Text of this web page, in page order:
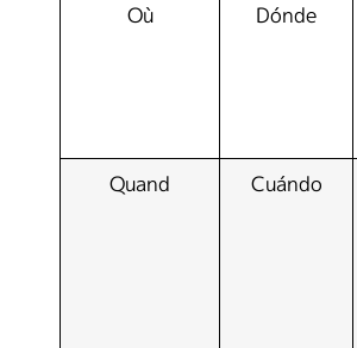
Où
Dónde
Quand
Cuándo